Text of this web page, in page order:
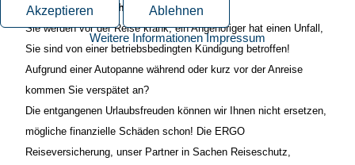
Sicher und unbeschwert in den Urlaub
Sie werden vor der Reise krank, ein Angehöriger hat einen Unfall,
Sie sind von einer betriebsbedingten Kündigung betroffen!
Aufgrund einer Autopanne während oder kurz vor der Anreise
kommen Sie verspätet an?
Die entgangenen Urlaubsfreuden können wir Ihnen nicht ersetzen,
mögliche finanzielle Schäden schon! Die ERGO
Reiseversicherung, unser Partner in Sachen Reiseschutz,
Akzeptieren
Ablehnen
Weitere Informationen Impressum